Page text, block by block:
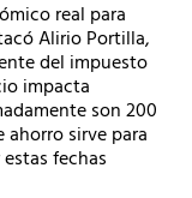
real para
Alirio Portilla,
del impuesto
impacta
son 200
ahorro sirve para
fechas